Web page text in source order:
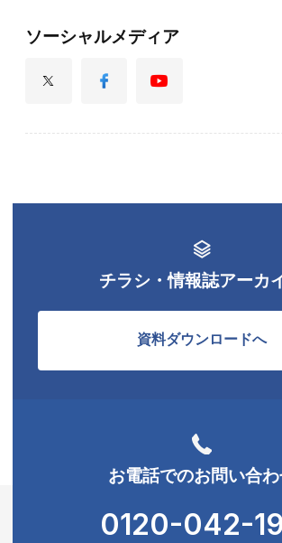
ソーシャルメディア
チラシ・情報誌アーカ
資料ダウンロードへ
お電話でのお問い合
0120-042-